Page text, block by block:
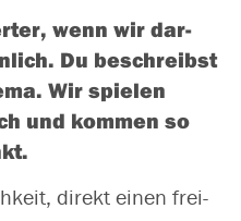
wenn wir dar­
Du beschreibst
Wir spie­len
und kom­men so
direkt einen frei­